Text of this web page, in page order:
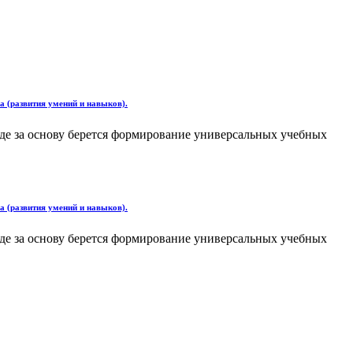
(развития умений и навыков).
за основу берется формирование универсальных учебных
(развития умений и навыков).
за основу берется формирование универсальных учебных